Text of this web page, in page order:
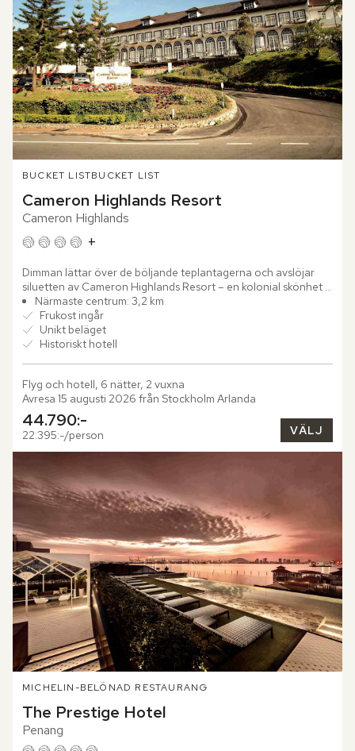
BUCKET LISTBUCKET LIST
Cameron Highlands Resort
Cameron Highlands
+
Dimman lättar över de böljande teplantagerna och avslöjar
siluetten av Cameron Highlands Resort – en kolonial skönhet
som vilar på 1 467 meters grönskande höjd. Redan vid
ankomsten...
Närmaste centrum: 3,2 km
Frukost ingår
Unikt beläget
Historiskt hotell
Flyg och hotell, 6 nätter, 2 vuxna
Avresa 15 augusti 2026 från Stockholm Arlanda
44.790:-
22.395:-/person VÄLJ
MICHELIN-BELÖNAD RESTAURANG
The Prestige Hotel
Penang